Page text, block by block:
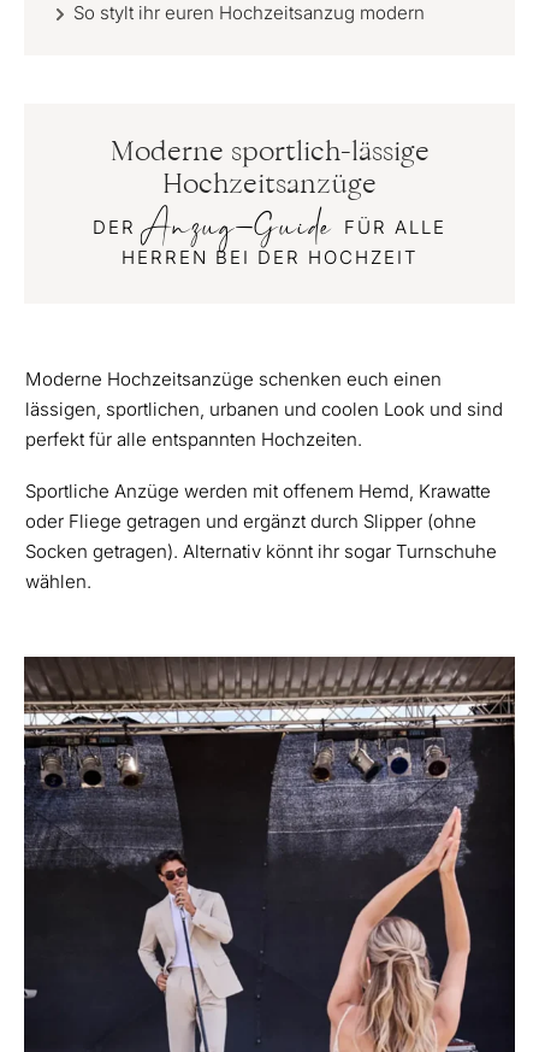
So stylt ihr euren Hochzeitsanzug modern
Moderne sportlich-lässige
Hochzeitsanzüge
DERAnzug-Guide
FÜR ALLE
HERREN BEI DER HOCHZEIT
Moderne Hochzeitsanzüge schenken euch einen
lässigen, sportlichen, urbanen und coolen Look und sind
perfekt für alle entspannten Hochzeiten.
Sportliche Anzüge werden mit offenem Hemd, Krawatte
oder Fliege getragen und ergänzt durch Slipper (ohne
Socken getragen). Alternativ könnt ihr sogar Turnschuhe
wählen.